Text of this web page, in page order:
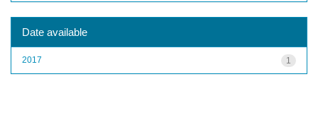
Date available
1
2017